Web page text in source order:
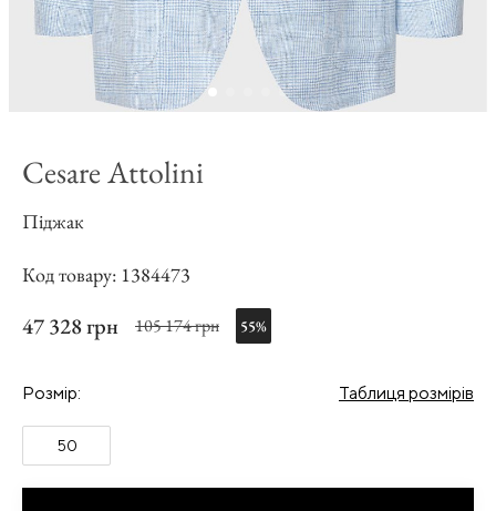
Cesare Attolini
Піджак
Код товару: 1384473
47 328 грн 105 174 грн 55%
Розмір: Таблиця розмірів
50